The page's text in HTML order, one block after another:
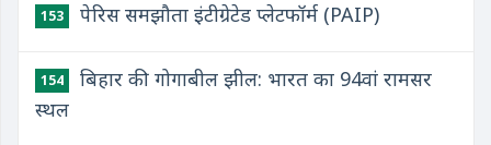
153 पेरिस समझौता इंटीग्रेटेड प्लेटफॉर्म (PAIP)
154
बिहार की गोगाबील झील: भारत का 94वां रामसर
स्थल